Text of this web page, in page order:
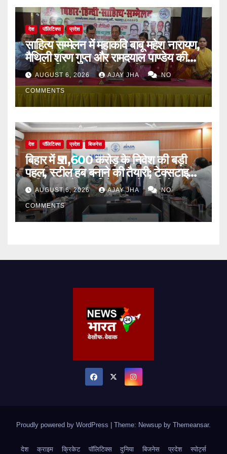
देश पॉलिटिक्स प्रदेश
साहित्य सम्मेलन में महाकवि बाबू महेश नारायण,
मैथिली शरण गुप्त और रामदयाल पाण्डेय की
मनाई गई जयंती, 72वें जन्म-दिवस पर
बिन्देश्वर गुप्ता हुए सम्मानित
AUGUST 6, 2026 AJAY JHA NO
COMMENTS
देश पॉलिटिक्स प्रदेश बिजनेस
बिहार में ₹51,600 करोड़ के निवेश की बड़ी
पहल, स्टील हब बनाने की तैयारी; टेक्सटाइल,
न्यूक्लियर और फार्मा सेक्टर को भी मिलेगा
बढ़ावा
AUGUST 6, 2026 AJAY JHA NO
COMMENTS
Proudly powered by WordPress | Theme: Newsup by Themeansar.
देश क्राइम क्रिकेट पॉलिटिक्स दुनिया बिजनेस प्रदेश स्पोर्ट्स